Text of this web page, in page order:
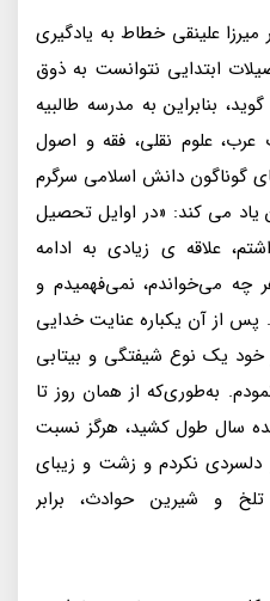
میرزا علینقی خطاط به یادگیری
ابتدایی نتوانست به ذوق
بنابراین به مدرسه طالبیه
عرب، علوم نقلی، فقه و اصول
گوناگون دانش‌ اسلامی سرگرم
می کند: «در اوایل تحصیل
علاقه ی زیادی به ادامه
چه می‌خواندم، نمی‌فهمیدم و
پس از آن یکباره عنایت خدایی
یک نوع شیفتگی و بیتابی
به‌طوری‌که از همان روز تا
سال طول کشید، هرگز نسبت
نکردم و زشت و زیبای
و شیرین حوادث، برابر